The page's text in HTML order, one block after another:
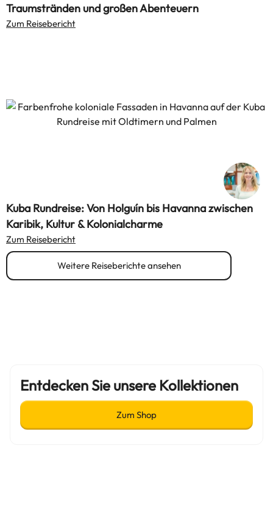
Traumstränden und großen Abenteuern
Zum Reisebericht
Kuba Rundreise: Von Holguín bis Havanna zwischen
Karibik, Kultur & Kolonialcharme
Zum Reisebericht
Weitere Reiseberichte ansehen
Entdecken Sie unsere Kollektionen
Zum Shop